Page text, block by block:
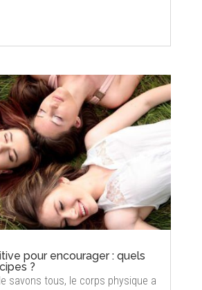
pour encourager : quels
?
savons tous, le corps physique a